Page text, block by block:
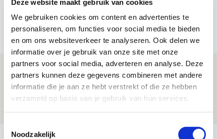
Deze website maakt gebruik van cookies
We gebruiken cookies om content en advertenties te
personaliseren, om functies voor social media te bieden
en om ons websiteverkeer te analyseren. Ook delen we
informatie over je gebruik van onze site met onze
partners voor social media, adverteren en analyse. Deze
partners kunnen deze gegevens combineren met andere
informatie die je aan ze hebt verstrekt of die ze hebben
verzameld op basis van je gebruik van hun services.
Noodzakelijk
Shelbourne?
05 AUGUSTUS 2026 - 15:35
NIEUWS
Laatste Kaarten Actie Ajax - sc
Heerenveen [UITVERKOCHT]
05 AUGUSTUS 2026 - 15:00
Bekijk meer